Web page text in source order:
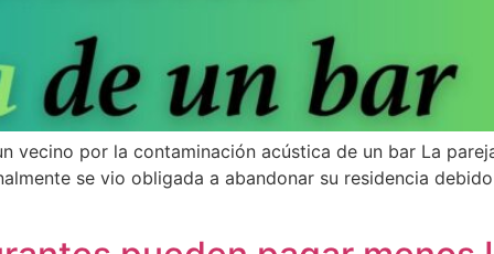
vecino por la contaminación acústica de un bar La
se vio obligada a abandonar su residencia